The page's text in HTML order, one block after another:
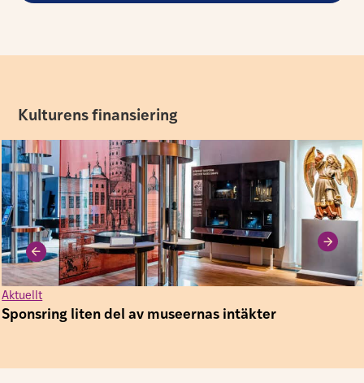
Kulturens finansiering
Aktuellt
Sponsring liten del av museernas intäkter